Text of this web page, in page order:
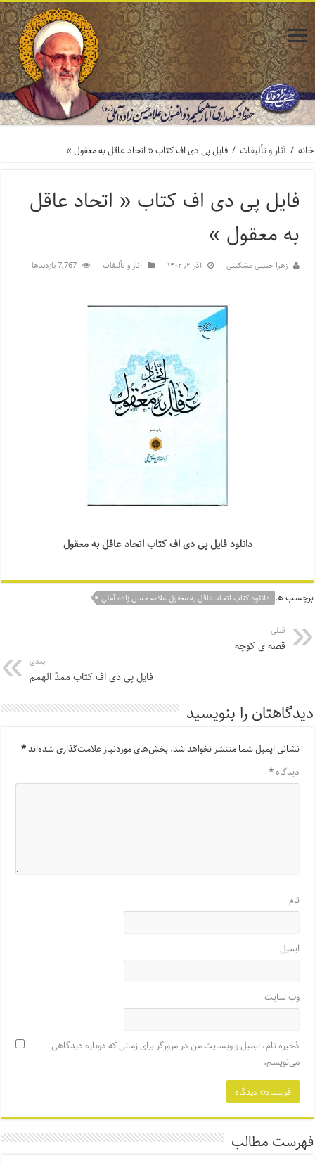
خانه / آثار و تألیفات / فایل پی دی اف کتاب « اتحاد عاقل به معقول »
فایل پی دی اف کتاب « اتحاد عاقل
به معقول »
زهرا حبیبی مشکینی آذر ۲, ۱۴۰۲ آثار و تألیفات 7,767 بازدیدها
دانلود فایل پی دی اف کتاب اتحاد عاقل به معقول
برچسب ها دانلود کتاب اتحاد عاقل به معقول علامه حسن زاده آملی
قبلی
قصه ی کوچه
بعدی
فایل پی دی اف کتاب ممدّ الهمم
دیدگاهتان را بنویسید
نشانی ایمیل شما منتشر نخواهد شد.بخش‌های موردنیاز علامت‌گذاری شده‌اند*
دیدگاه*
نام
ایمیل
وب‌ سایت
ذخیره نام، ایمیل و وبسایت من در مرورگر برای زمانی که دوباره دیدگاهی
می‌نویسم.
فهرست مطالب